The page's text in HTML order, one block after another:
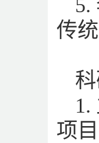
5.
传
1.
项